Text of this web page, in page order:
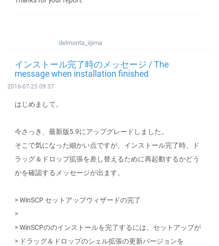
delmonta_iijima
インストール完了時のメッセージ / The
message when installation finished
2016-07-25 09:37
はじめまして。
今さっき、最新版5.9にアップグレードしました。
そこで気になった細かい点ですが、インストール完了時、ド
ラッグ＆ドロップ拡張を差し替えるために再起動するかどう
かを確認するメッセージが出ます。
> WinSCP セットアップウィザードの完了
>
> WinSCPののインストールを完了するには、セットアップが
> ドラッグ＆ドロップのシェル拡張の更新バージョンを